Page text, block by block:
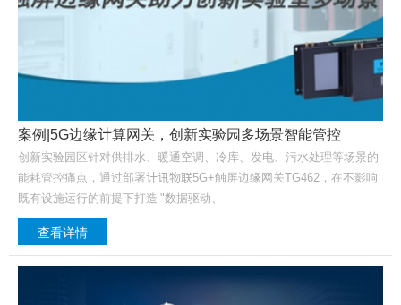
案例|5G边缘计算网关，创新实验园多场景智能管控
创新实验园区针对供排水、暖通空调、冷库、发电、污水处理等场景的
能耗管控痛点，通过部署计讯物联5G+触屏边缘网关TG462，在不影响
既有设施运行的前提下打造 "数据驱动、
查看详情